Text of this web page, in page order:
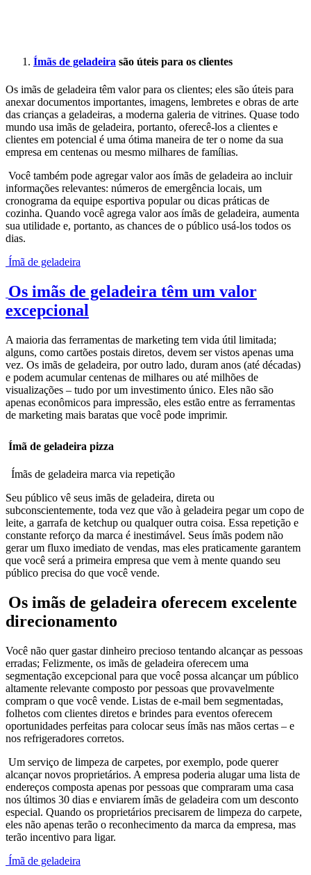
Ímãs de geladeira são úteis para os clientes
Os imãs de geladeira têm valor para os clientes; eles são úteis para
anexar documentos importantes, imagens, lembretes e obras de arte
das crianças a geladeiras, a moderna galeria de vitrines. Quase todo
mundo usa imãs de geladeira, portanto, oferecê-los a clientes e
clientes em potencial é uma ótima maneira de ter o nome da sua
empresa em centenas ou mesmo milhares de famílias.
Você também pode agregar valor aos ímãs de geladeira ao incluir
informações relevantes: números de emergência locais, um
cronograma da equipe esportiva popular ou dicas práticas de
cozinha. Quando você agrega valor aos ímãs de geladeira, aumenta
sua utilidade e, portanto, as chances de o público usá-los todos os
dias.
Ímã de geladeira
Os imãs de geladeira têm um valor
excepcional
A maioria das ferramentas de marketing tem vida útil limitada;
alguns, como cartões postais diretos, devem ser vistos apenas uma
vez. Os imãs de geladeira, por outro lado, duram anos (até décadas)
e podem acumular centenas de milhares ou até milhões de
visualizações – tudo por um investimento único. Eles não são
apenas econômicos para impressão, eles estão entre as ferramentas
de marketing mais baratas que você pode imprimir.
Ímã de geladeira pizza
Ímãs de geladeira marca via repetição
Seu público vê seus imãs de geladeira, direta ou
subconscientemente, toda vez que vão à geladeira pegar um copo de
leite, a garrafa de ketchup ou qualquer outra coisa. Essa repetição e
constante reforço da marca é inestimável. Seus ímãs podem não
gerar um fluxo imediato de vendas, mas eles praticamente garantem
que você será a primeira empresa que vem à mente quando seu
público precisa do que você vende.
Os imãs de geladeira oferecem excelente
direcionamento
Você não quer gastar dinheiro precioso tentando alcançar as pessoas
erradas; Felizmente, os imãs de geladeira oferecem uma
segmentação excepcional para que você possa alcançar um público
altamente relevante composto por pessoas que provavelmente
compram o que você vende. Listas de e-mail bem segmentadas,
folhetos com clientes diretos e brindes para eventos oferecem
oportunidades perfeitas para colocar seus ímãs nas mãos certas – e
nos refrigeradores corretos.
Um serviço de limpeza de carpetes, por exemplo, pode querer
alcançar novos proprietários. A empresa poderia alugar uma lista de
endereços composta apenas por pessoas que compraram uma casa
nos últimos 30 dias e enviarem ímãs de geladeira com um desconto
especial. Quando os proprietários precisarem de limpeza do carpete,
eles não apenas terão o reconhecimento da marca da empresa, mas
terão incentivo para ligar.
Ímã de geladeira